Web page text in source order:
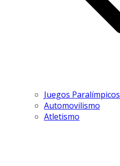
Juegos Paralímpicos
Automovilismo
Atletismo